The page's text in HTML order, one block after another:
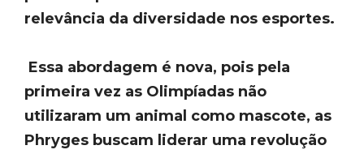
relevância da diversidade nos esportes.
Essa abordagem é nova, pois pela
primeira vez as Olimpíadas não
utilizaram um animal como mascote, as
Phryges buscam liderar uma revolução